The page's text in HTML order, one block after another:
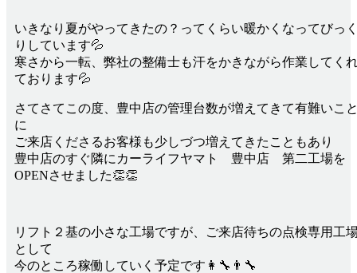
いきなり夏がやってきたの？ってくらい暖かくなってびっ
りしています💦
寒さから一転、弊社の整備士も汗をかきながら作業してく
ております💦
さてさてこの度、豊中店の管理台数が増えてきて有難いこ
に
ご来店くださるお客様も少しづつ増えてきたこともあり
豊中店のすぐ隣にカーライフヤマト 豊中店 第二工場を
OPENさせました👏👏
リフト２基の小さな工場ですが、ご来店待ちの点検専用工
として
今のところ稼働していく予定です👩‍🔧👨‍🔧